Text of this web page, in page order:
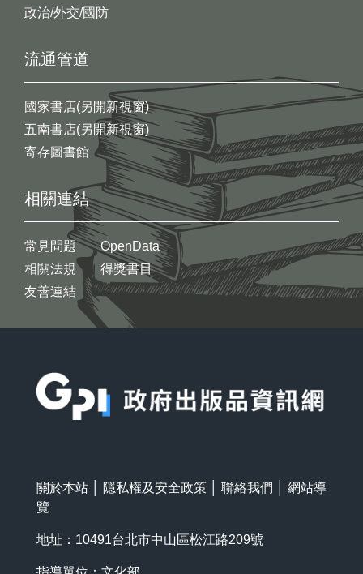
政治/外交/國防
流通管道
國家書店(另開新視窗)
五南書店(另開新視窗)
寄存圖書館
相關連結
常見問題
相關法規
友善連結
OpenData
得獎書目
關於本站 隱私權及安全政策 聯絡我們
網站導
覽
地址：10491台北市中山區松江路209號